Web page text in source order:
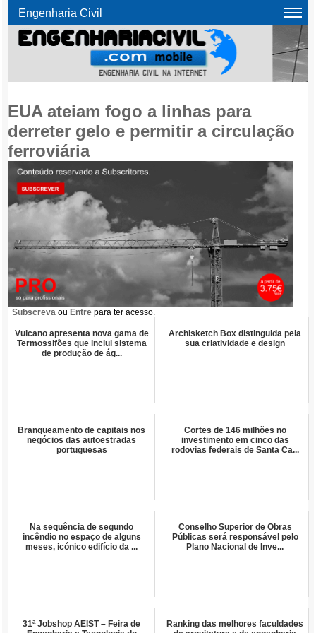
Engenharia Civil
EUA ateiam fogo a linhas para
derreter gelo e permitir a circulação
ferroviária
Subscreva ou Entre para ter acesso.
Vulcano apresenta nova gama de
Termossifões que inclui sistema
de produção de ág...
Archisketch Box distinguida pela
sua criatividade e design
Branqueamento de capitais nos
negócios das autoestradas
portuguesas
Cortes de 146 milhões no
investimento em cinco das
rodovias federais de Santa Ca...
Na sequência de segundo
incêndio no espaço de alguns
meses, icónico edifício da ...
Conselho Superior de Obras
Públicas será responsável pelo
Plano Nacional de Inve...
31ª Jobshop AEIST – Feira de
Ranking das melhores faculdades